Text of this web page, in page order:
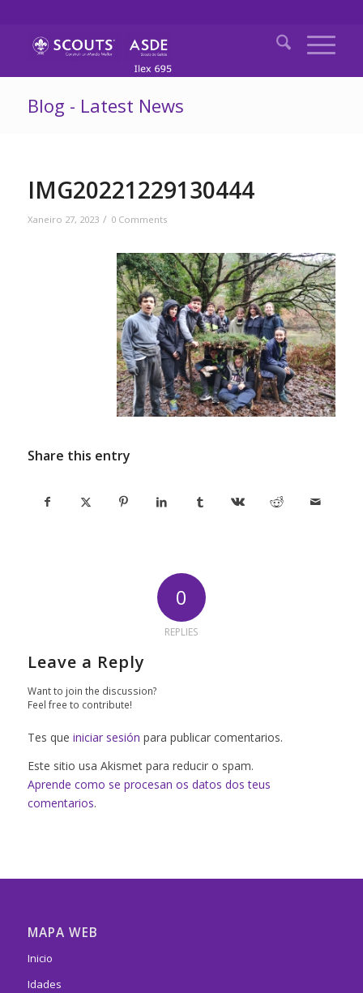
Blog - Latest News
IMG20221229130444
Xaneiro 27, 2023 / 0 Comments
Share this entry
0
REPLIES
Leave a Reply
Want to join the discussion?
Feel free to contribute!
Tes que iniciar sesión para publicar comentarios.
Este sitio usa Akismet para reducir o spam.
Aprende como se procesan os datos dos teus
comentarios.
MAPA WEB
Inicio
Idades